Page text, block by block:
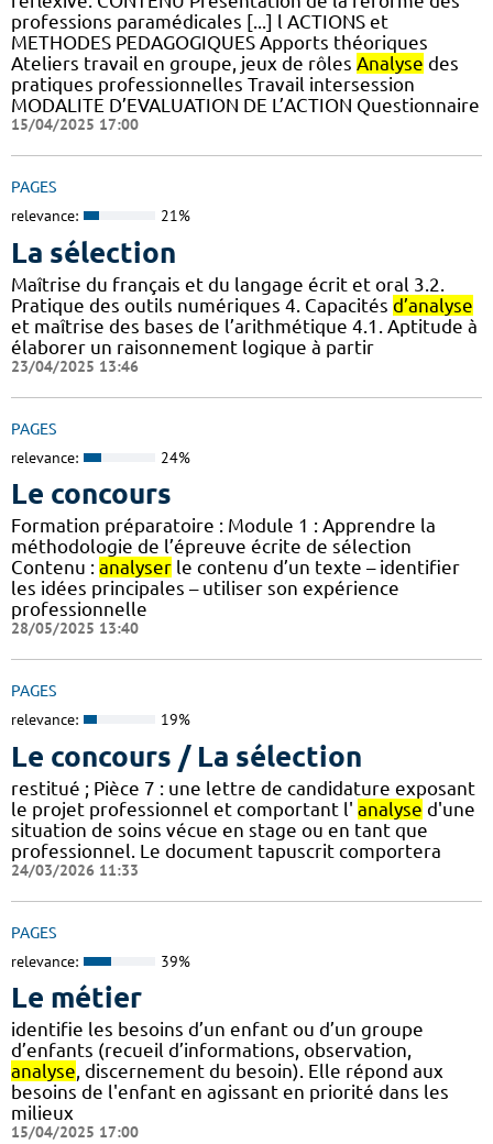
professions paramédicales [...] l ACTIONS et
METHODES PEDAGOGIQUES Apports théoriques
Ateliers travail en groupe, jeux de rôles Analyse des
pratiques professionnelles Travail intersession
MODALITE D’EVALUATION DE L’ACTION Questionnaire
15/04/2025 17:00
PAGES
relevance: 21%
La sélection
Maîtrise du français et du langage écrit et oral 3.2.
Pratique des outils numériques 4. Capacités d’analyse
et maîtrise des bases de l’arithmétique 4.1. Aptitude à
élaborer un raisonnement logique à partir
23/04/2025 13:46
PAGES
relevance: 24%
Le concours
Formation préparatoire : Module 1 : Apprendre la
méthodologie de l’épreuve écrite de sélection
Contenu : analyser le contenu d’un texte – identifier
les idées principales – utiliser son expérience
professionnelle
28/05/2025 13:40
PAGES
relevance: 19%
Le concours / La sélection
restitué ; Pièce 7 : une lettre de candidature exposant
le projet professionnel et comportant l' analyse d'une
situation de soins vécue en stage ou en tant que
professionnel. Le document tapuscrit comportera
24/03/2026 11:33
PAGES
relevance: 39%
Le métier
identifie les besoins d’un enfant ou d’un groupe
d’enfants (recueil d’informations, observation,
analyse, discernement du besoin). Elle répond aux
besoins de l'enfant en agissant en priorité dans les
milieux
15/04/2025 17:00